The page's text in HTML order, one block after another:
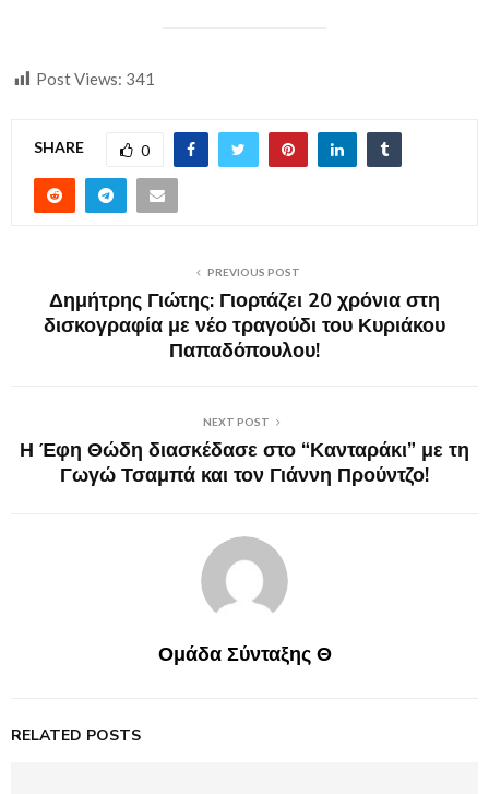
Post Views: 341
SHARE 0
PREVIOUS POST
Δημήτρης Γιώτης: Γιορτάζει 20 χρόνια στη
δισκογραφία με νέο τραγούδι του Κυριάκου
Παπαδόπουλου!
NEXT POST
Η Έφη Θώδη διασκέδασε στο “Κανταράκι” με τη
Γωγώ Τσαμπά και τον Γιάννη Προύντζο!
Ομάδα Σύνταξης Θ
RELATED POSTS